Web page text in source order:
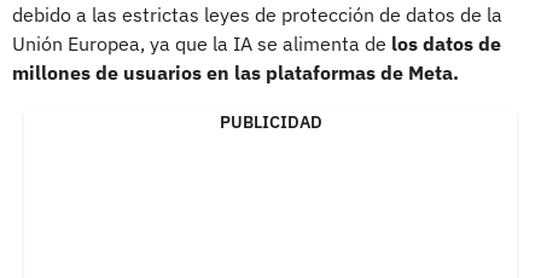
debido a las estrictas leyes de protección de datos de la
Unión Europea, ya que la IA se alimenta de los datos de
millones de usuarios en las plataformas de Meta.
PUBLICIDAD